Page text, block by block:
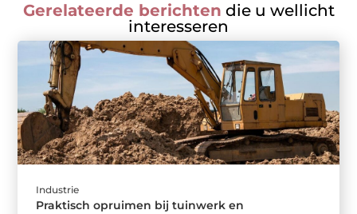
Gerelateerde berichten die u wellicht
interesseren
Industrie
Praktisch opruimen bij tuinwerk en